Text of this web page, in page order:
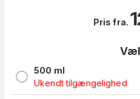
Pris fra.
500 ml
Ukendt tilgængelighed